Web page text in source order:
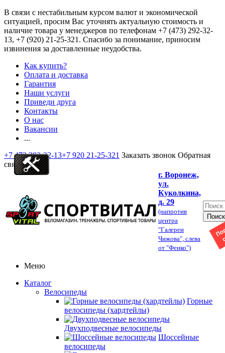
В связи с нестабильным курсом валют и экономической
ситуацией, просим Вас уточнять актуальную стоимость и
наличие товара у менеджеров по телефонам +7 (473) 292-32-
13, +7 (920) 21-25-321 . Спасибо за понимание, приносим
извинения за доставленные неудобства.
Как купить?
Оплата и доставка
Гарантия
Наши услуги
Приведи друга
Контакты
О нас
Вакансии
...
+7 473 292-32-13+7 920 21-25-321 Заказать звонок Обратная
связь
г. Воронеж,
ул.
Куколкина,
д. 29
(напротив
центра
"Галереи
Чижова", слева
от "Фенко")
Меню
Каталог
Велосипеды
Горные
велосипеды (хардтейлы)
Двухподвесные велосипеды
Шоссейные
велосипеды